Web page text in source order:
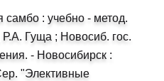
самбо : учебно - метод.
Гуща ; Новосиб. гос.
- Новосибирск :
"Элективные